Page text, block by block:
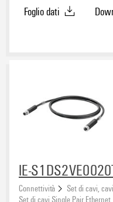
Foglio dati
IE-
Connettività
Set di cavi,
Set di cavi Single Pair Ethernet